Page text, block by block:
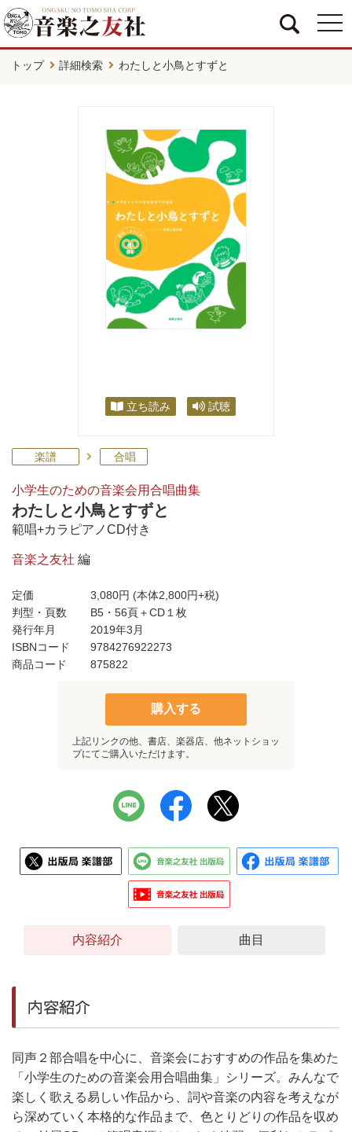
トップ 詳細検索 わたしと小鳥とすずと
立ち読み 試聴
楽譜 合唱
小学生のための音楽会用合唱曲集
わたしと小鳥とすずと
範唱+カラピアノCD付き
音楽之友社 編
定価 3,080円 (本体2,800円+税)
判型・頁数
B5・56頁＋CD１枚
発行年月
2019年3月
ISBNコード
9784276922273
商品コード
875822
購入する
上記リンクの他、書店、楽器店、他ネットショッ
プにてご購入いただけます。
内容紹介 曲目
内容紹介
同声２部合唱を中心に、音楽会におすすめの作品を集めた
「小学生のための音楽会用合唱曲集」シリーズ。みんなで
楽しく歌える易しい作品から、詞や音楽の内容を考えなが
ら深めていく本格的な作品まで、色とりどりの作品を収め